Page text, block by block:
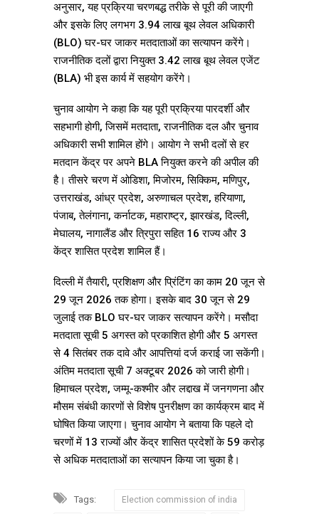
अनुसार, यह प्रक्रिया चरणबद्ध तरीके से पूरी की जाएगी
और इसके लिए लगभग 3.94 लाख बूथ लेवल अधिकारी
(BLO) घर-घर जाकर मतदाताओं का सत्यापन करेंगे।
राजनीतिक दलों द्वारा नियुक्त 3.42 लाख बूथ लेवल एजेंट
(BLA) भी इस कार्य में सहयोग करेंगे।
चुनाव आयोग ने कहा कि यह पूरी प्रक्रिया पारदर्शी और
सहभागी होगी, जिसमें मतदाता, राजनीतिक दल और चुनाव
अधिकारी सभी शामिल होंगे। आयोग ने सभी दलों से हर
मतदान केंद्र पर अपने BLA नियुक्त करने की अपील की
है। तीसरे चरण में ओडिशा, मिजोरम, सिक्किम, मणिपुर,
उत्तराखंड, आंध्र प्रदेश, अरुणाचल प्रदेश, हरियाणा,
पंजाब, तेलंगाना, कर्नाटक, महाराष्ट्र, झारखंड, दिल्ली,
मेघालय, नागालैंड और त्रिपुरा सहित 16 राज्य और 3
केंद्र शासित प्रदेश शामिल हैं।
दिल्ली में तैयारी, प्रशिक्षण और प्रिंटिंग का काम 20 जून से
29 जून 2026 तक होगा। इसके बाद 30 जून से 29
जुलाई तक BLO घर-घर जाकर सत्यापन करेंगे। मसौदा
मतदाता सूची 5 अगस्त को प्रकाशित होगी और 5 अगस्त
से 4 सितंबर तक दावे और आपत्तियां दर्ज कराई जा सकेंगी।
अंतिम मतदाता सूची 7 अक्टूबर 2026 को जारी होगी।
हिमाचल प्रदेश, जम्मू-कश्मीर और लद्दाख में जनगणना और
मौसम संबंधी कारणों से विशेष पुनरीक्षण का कार्यक्रम बाद में
घोषित किया जाएगा। चुनाव आयोग ने बताया कि पहले दो
चरणों में 13 राज्यों और केंद्र शासित प्रदेशों के 59 करोड़
से अधिक मतदाताओं का सत्यापन किया जा चुका है।
Tags: Election commission of india